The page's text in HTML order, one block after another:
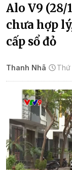
Alo V9
chưa hợp
cấp sổ đỏ
Thanh Nhã Thứ